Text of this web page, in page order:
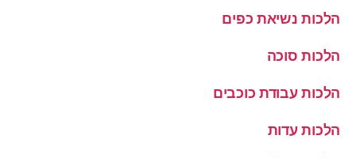
הלכות נשיאת כפים
הלכות סוכה
הלכות עבודת כוכבים
הלכות עדות